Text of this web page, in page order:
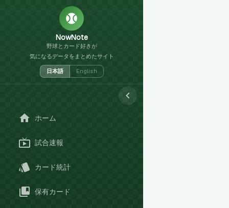
NowNote
野球とカード好きが
気になるデータをまとめたサイト
日本語 English
ホーム
試合速報
カード統計
保有カード